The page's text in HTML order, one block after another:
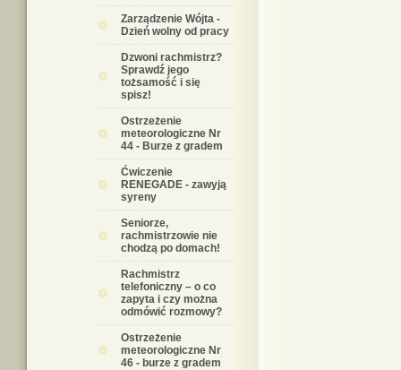
Zarządzenie Wójta -
Dzień wolny od pracy
Dzwoni rachmistrz?
Sprawdź jego
tożsamość i się
spisz!
Ostrzeżenie
meteorologiczne Nr
44 - Burze z gradem
Ćwiczenie
RENEGADE - zawyją
syreny
Seniorze,
rachmistrzowie nie
chodzą po domach!
Rachmistrz
telefoniczny – o co
zapyta i czy można
odmówić rozmowy?
Ostrzeżenie
meteorologiczne Nr
46 - burze z gradem